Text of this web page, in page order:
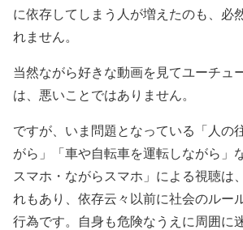
に依存してしまう人が増えたのも、必
れません。
当然ながら好きな動画を見てユーチュ
は、悪いことではありません。
ですが、いま問題となっている「人の
がら」「車や自転車を運転しながら」
スマホ・ながらスマホ」による視聴は
れもあり、依存云々以前に社会のルー
行為です。自身も危険なうえに周囲に